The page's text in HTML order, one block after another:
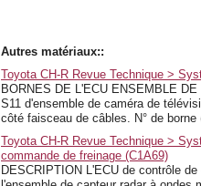
Autres matériaux::
Toyota CH-R Revue Technique >
BORNES DE L'ECU ENSEMBLE
S11 d'ensemble de caméra de
côté faisceau de câbles. N° de
Toyota CH-R Revue Technique >
commande de freinage (C1A69)
DESCRIPTION L'ECU de contrôle